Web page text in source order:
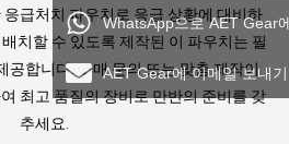
급처치 파우치로 응급 상황에 대비하
치할 수 있도록 제작된 이 파우치는 필
공합니다. 도매 문의 또는 맞춤 제작이
최고 품질의 장비로 만반의 준비를 갖
추세요.
WhatsApp으로 AET Gear
AET Gear에 이메일 보내기